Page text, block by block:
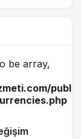
be array,